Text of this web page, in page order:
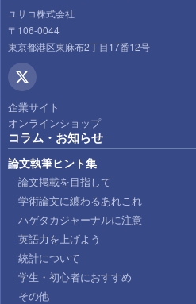
ユサコ株式会社
〒106-0044
東京都港区東麻布2丁目17番12号
企業サイト
オンラインショップ
コラム・お知らせ
論文執筆ヒント集
論文掲載を目指して
学術論文に纏わるあれこれ
ハゲタカジャーナルに注意
英語力を上げよう
統計について
学生・初心者におすすめ
その他